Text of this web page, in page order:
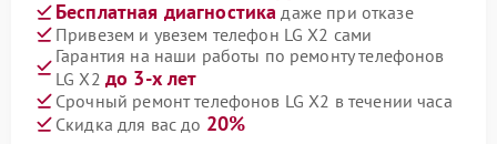
Бесплатная диагностика даже при отказе
Привезем и увезем телефон LG X2 сами
Гарантия на наши работы по ремонту телефонов
LG X2 до 3-х лет
Срочный ремонт телефонов LG X2 в течении часа
Скидка для вас до 20%